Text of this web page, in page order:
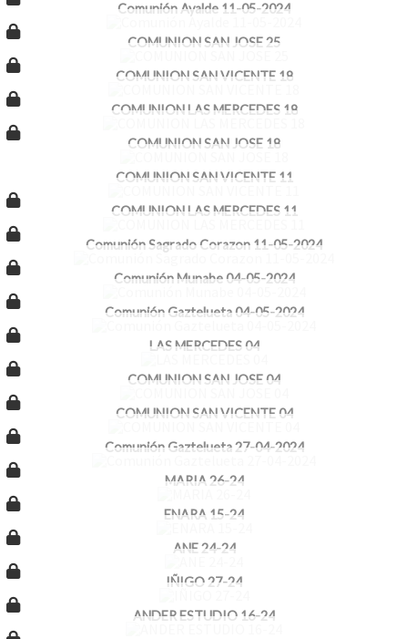
Comunión Ayalde 11-05-2024
COMUNION SAN JOSE 25
COMUNION SAN VICENTE 18
COMUNION LAS MERCEDES 18
COMUNION SAN JOSE 18
COMUNION SAN VICENTE 11
COMUNION LAS MERCEDES 11
Comunión Sagrado Corazon 11-05-2024
Comunión Munabe 04-05-2024
Comunión Gaztelueta 04-05-2024
LAS MERCEDES 04
COMUNION SAN JOSE 04
COMUNION SAN VICENTE 04
Comunión Gaztelueta 27-04-2024
MARIA 26-24
ENARA 15-24
ANE 24-24
IÑIGO 27-24
ANDER ESTUDIO 16-24